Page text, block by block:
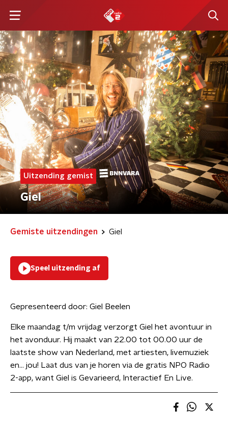
Uitzending gemist
Giel
Gemiste uitzendingen Giel
Speel uitzending af
Gepresenteerd door: Giel Beelen
Elke maandag t/m vrijdag verzorgt Giel het avontuur in
het avonduur. Hij maakt van 22.00 tot 00.00 uur de
laatste show van Nederland, met artiesten, livemuziek
en... jou! Laat dus van je horen via de gratis NPO Radio
2-app, want Giel is Gevarieerd, Interactief En Live.